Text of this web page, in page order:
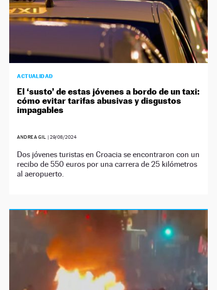
ACTUALIDAD
El ‘susto’ de estas jóvenes a bordo de un taxi:
cómo evitar tarifas abusivas y disgustos
impagables
ANDREA GIL | 29/08/2024
Dos jóvenes turistas en Croacia se encontraron con un
recibo de 550 euros por una carrera de 25 kilómetros
al aeropuerto.